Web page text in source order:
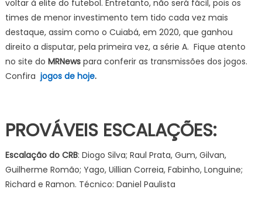
voltar à elite do futebol. Entretanto, não será fácil, pois os
times de menor investimento tem tido cada vez mais
destaque, assim como o Cuiabá, em 2020, que ganhou
direito a disputar, pela primeira vez, a série A. Fique atento
no site do MRNewspara conferir as transmissões dos jogos.
Confira jogos de hoje.
PROVÁVEIS ESCALAÇÕES:
Escalação do CRB: Diogo Silva; Raul Prata, Gum, Gilvan,
Guilherme Romão; Yago, Uillian Correia, Fabinho, Longuine;
Richard e Ramon. Técnico: Daniel Paulista